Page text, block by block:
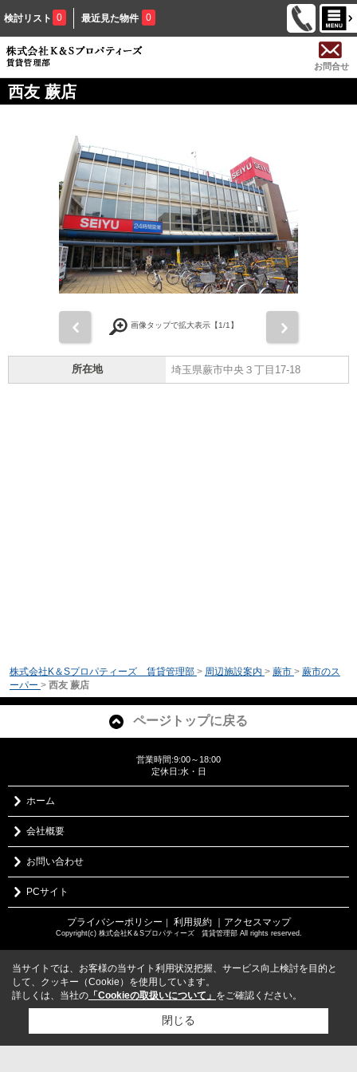
検討リスト 0 最近見た物件 0
お問合せ
西友 蕨店
画像タップで拡大表示【1/1】
所在地 埼玉県蕨市中央３丁目17-18
株式会社K＆Sプロパティーズ 賃貸管理部 > 周辺施設案内 > 蕨市 > 蕨市のス
ーパー > 西友 蕨店
ページトップに戻る
営業時間:9:00～18:00
定休日:水・日
ホーム
会社概要
お問い合わせ
PCサイト
プライバシーポリシー ｜ 利用規約 ｜アクセスマップ
Copyright(c) 株式会社K＆Sプロパティーズ 賃貸管理部 All rights reserved.
当サイトでは、お客様の当サイト利用状況把握、サービス向上検討を目的と
して、クッキー（Cookie）を使用しています。
詳しくは、当社の 「Cookieの取扱いについて」 をご確認ください。
閉じる